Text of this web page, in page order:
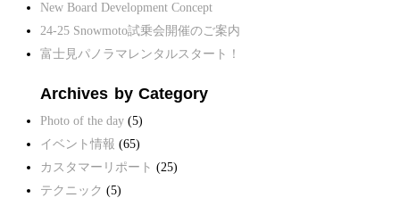
New Board Development Concept
24-25 Snowmoto試乗会開催のご案内
富士見パノラマレンタルスタート！
Archives by Category
Photo of the day(5)
イベント情報 (65)
カスタマーリポート (25)
テクニック (5)